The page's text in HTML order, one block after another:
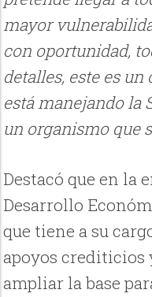
mayor
con oportunidad,
detalles, este es
está manejando la
un organismo que
Destacó que en la
Desarrollo
que tiene a su
apoyos crediticios
ampliar la base